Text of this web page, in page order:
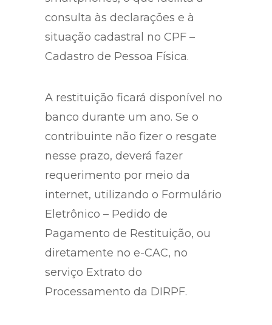
consulta às declarações e à
situação cadastral no CPF –
Cadastro de Pessoa Física.
A restituição ficará disponível no
banco durante um ano. Se o
contribuinte não fizer o resgate
nesse prazo, deverá fazer
requerimento por meio da
internet, utilizando o Formulário
Eletrônico – Pedido de
Pagamento de Restituição, ou
diretamente no e-CAC, no
serviço Extrato do
Processamento da DIRPF.